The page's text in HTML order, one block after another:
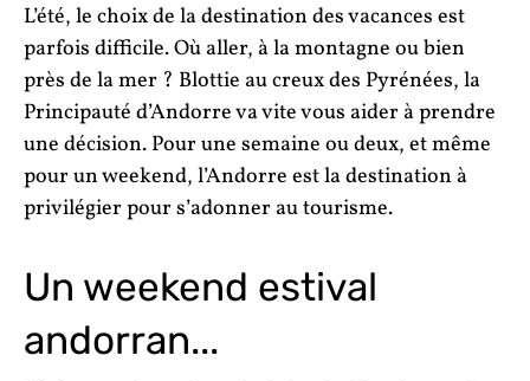
L’été, le choix de la destination des vacances est
parfois difficile. Où aller, à la montagne ou bien
près de la mer ? Blottie au creux des Pyrénées, la
Principauté d’Andorre va vite vous aider à prendre
une décision. Pour une semaine ou deux, et même
pour un weekend, l’Andorre est la destination à
privilégier pour s’adonner au tourisme.
Un weekend estival
andorran...